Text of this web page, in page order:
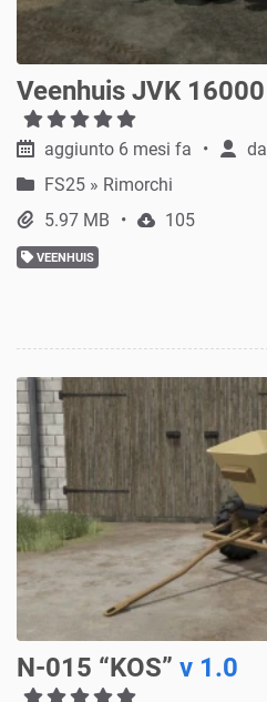
Veenhuis JVK 16000
aggiunto 6 mesi fa da
FS25 » Rimorchi
5.97 MB
105
VEENHUIS
N-015 “KOS” v 1.0